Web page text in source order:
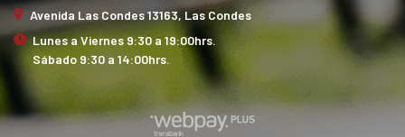
Avenida Las Condes 13163, Las Condes
Lunes a Viernes 9:30 a 19:00hrs.
Sábado 9:30 a 14:00hrs.